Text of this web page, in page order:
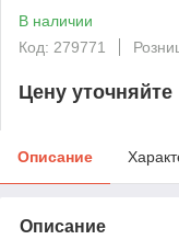
В наличии
Код: 279771
Цену уточняйте
Описание
Описание